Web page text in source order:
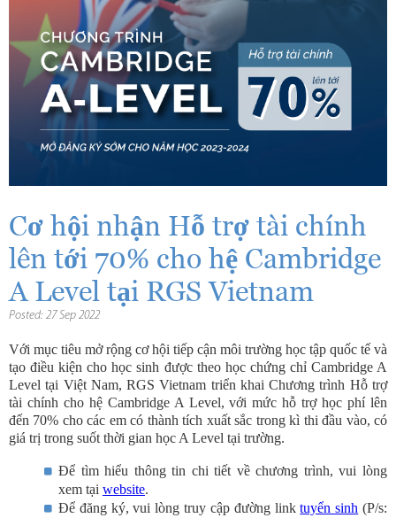
Cơ hội nhận Hỗ trợ tài chính
lên tới 70% cho hệ Cambridge
A Level tại RGS Vietnam
Posted: 27 Sep 2022
Với mục tiêu mở rộng cơ hội tiếp cận môi trường học tập quốc tế và
tạo điều kiện cho học sinh được theo học chứng chỉ Cambridge A
Level tại Việt Nam, RGS Vietnam triển khai Chương trình Hỗ trợ
tài chính cho hệ Cambridge A Level, với mức hỗ trợ học phí lên
đến 70% cho các em có thành tích xuất sắc trong kì thi đầu vào, có
giá trị trong suốt thời gian học A Level tại trường.
Để tìm hiểu thông tin chi tiết về chương trình, vui lòng
xem tại website.
Để đăng ký, vui lòng truy cập đường linktuyển sinh (P/s: